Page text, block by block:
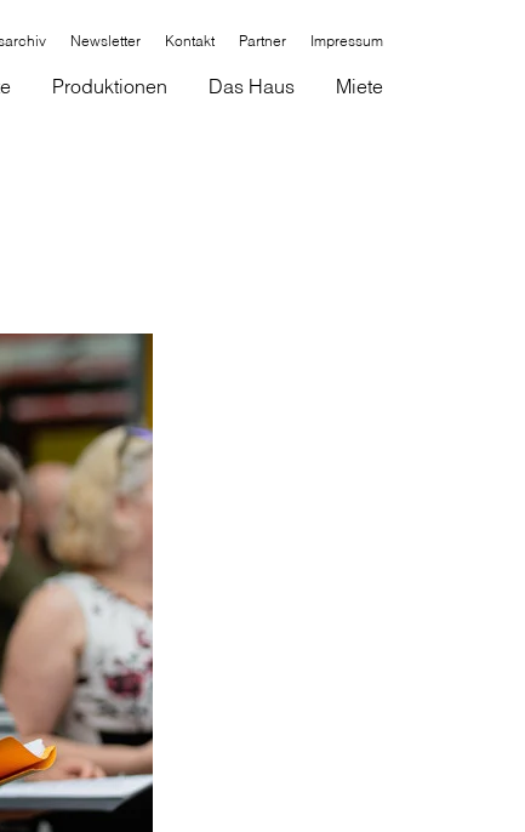
Newsletter Kontakt Partner Impressum
Produktionen Das Haus Miete